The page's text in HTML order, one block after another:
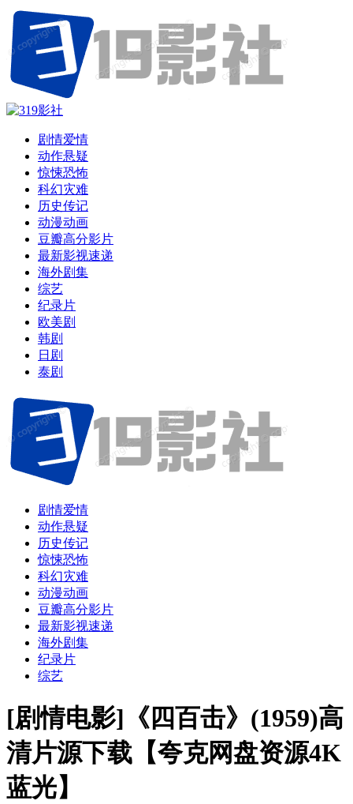
剧情爱情
动作悬疑
惊悚恐怖
科幻灾难
历史传记
动漫动画
豆瓣高分影片
最新影视速递
海外剧集
综艺
纪录片
欧美剧
韩剧
日剧
泰剧
剧情爱情
动作悬疑
历史传记
惊悚恐怖
科幻灾难
动漫动画
豆瓣高分影片
最新影视速递
海外剧集
纪录片
综艺
[剧情电影]《四百击》(1959)高
清片源下载【夸克网盘资源4K
蓝光】